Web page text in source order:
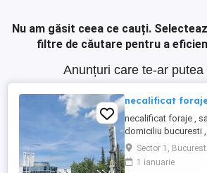
Nu am găsit ceea ce cauți.
filtre de căutare pentru a
Anunțuri care te-ar putea
necalificat
necalificat foraje ,
domiciliu bucuresti
cautam seriozitate
Sector 1, Bucuresti
1 ianuarie